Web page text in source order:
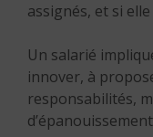
assignés, et si
Un salarié
innover, à
responsabilités,